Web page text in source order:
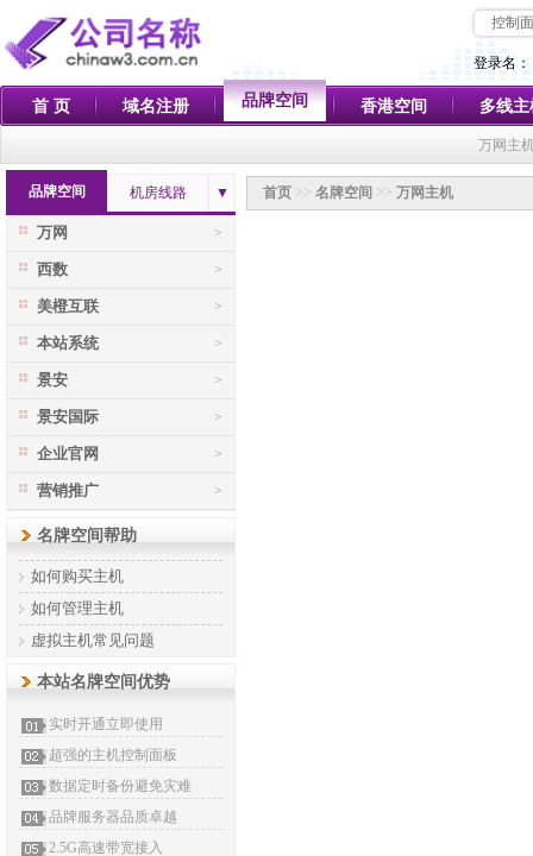
控制
登录名：
首 页 域名注册 品牌空间 香港空间 多线主
万网主
品牌空间 机房线路 ▼
>
万网
>
西数
>
美橙互联
>
本站系统
>
景安
>
景安国际
>
企业官网
>
营销推广
名牌空间帮助
如何购买主机
如何管理主机
虚拟主机常见问题
本站名牌空间优势
实时开通立即使用
超强的主机控制面板
数据定时备份避免灾难
品牌服务器品质卓越
2.5G高速带宽接入
首页 >> 名牌空间 >> 万网主机